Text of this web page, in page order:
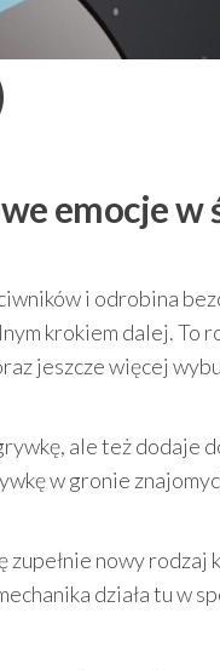
emocje w
i odrobina
krokiem dalej. To
jeszcze więcej
ale też dodaje
w gronie
zupełnie nowy
działa tu w